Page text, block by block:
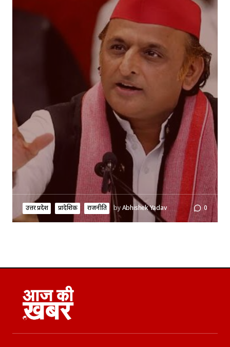
उत्तर प्रदेश प्रादेशिक राजनीति byAbhishek Yadav 0